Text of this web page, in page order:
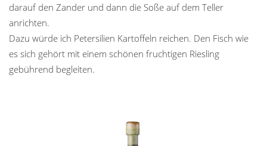
darauf den Zander und dann die Soße auf dem Teller
anrichten.
Dazu würde ich Petersilien Kartoffeln reichen. Den Fisch wie
es sich gehört mit einem schönen fruchtigen Riesling
gebührend begleiten.